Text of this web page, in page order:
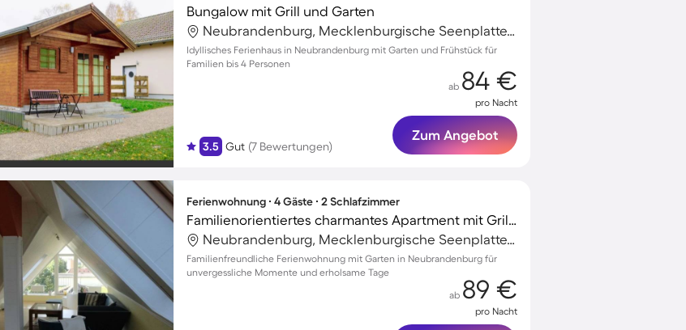
Bungalow mit Grill und Garten
Neubrandenburg, Mecklenburgische Seenplatte, Deutschland
Idyllisches Ferienhaus in Neubrandenburg mit Garten und Frühstück für
Familien bis 4 Personen
3.5 Gut (7 Bewertungen)
ab 84 €
pro Nacht
Zum Angebot
Ferienwohnung ∙ 4 Gäste ∙ 2 Schlafzimmer
Familienorientiertes charmantes Apartment mit Grill und Garten | Panoramablick
Neubrandenburg, Mecklenburgische Seenplatte, Deutschland
Familienfreundliche Ferienwohnung mit Garten in Neubrandenburg für
unvergessliche Momente und erholsame Tage
ab 89 €
pro Nacht